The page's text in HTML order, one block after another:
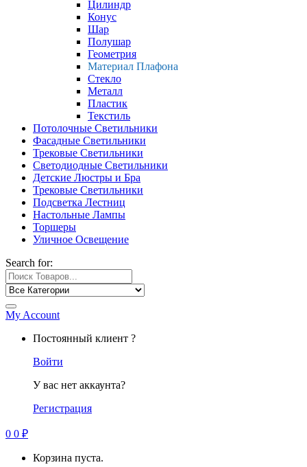
Цилиндр
Конус
Шар
Полушар
Геометрия
Материал Плафона
Стекло
Металл
Пластик
Текстиль
Потолочные Светильники
Фасадные Светильники
Трековые Светильники
Светодиодные Светильники
Детские Люстры и Бра
Трековые Светильники
Подсветка Лестниц
Настольные Лампы
Торшеры
Уличное Освещение
Search for:
My Account
Постоянный клиент ?
Войти
У вас нет аккаунта?
Регистрация
0 0 ₽
Корзина пуста.